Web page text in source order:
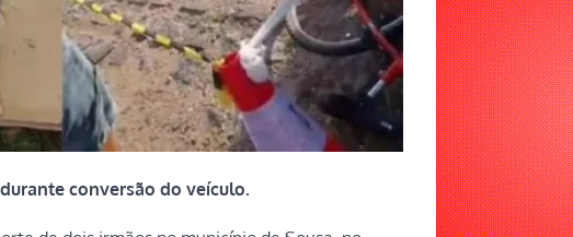
conversão do veículo.